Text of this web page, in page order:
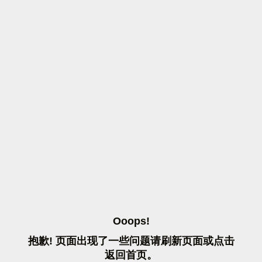
OOOPS!
抱歉! 页面出现了一些问题请刷 新页面或点击
返 回首页。